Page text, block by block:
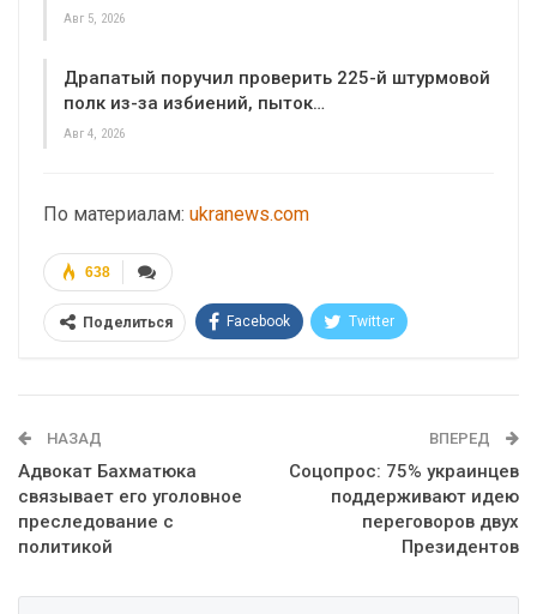
Авг 5, 2026
Драпатый поручил проверить 225-й штурмовой
полк из-за избиений, пыток…
Авг 4, 2026
По материалам: ukranews.com
638
Поделиться Facebook Twitter
НАЗАД
Адвокат Бахматюка
связывает его уголовное
преследование с
политикой
ВПЕРЕД
Соцопрос: 75% украинцев
поддерживают идею
переговоров двух
Президентов